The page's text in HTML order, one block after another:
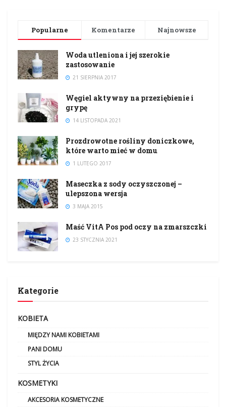
Popularne Komentarze Najnowsze
Woda utleniona i jej szerokie
zastosowanie
21 SIERPNIA 2017
Węgiel aktywny na przeziębienie i
grypę
14 LISTOPADA 2021
Prozdrowotne rośliny doniczkowe,
które warto mieć w domu
1 LUTEGO 2017
Maseczka z sody oczyszczonej –
ulepszona wersja
3 MAJA 2015
Maść VitA Pos pod oczy na zmarszczki
23 STYCZNIA 2021
Kategorie
KOBIETA
MIĘDZY NAMI KOBIETAMI
PANI DOMU
STYL ŻYCIA
KOSMETYKI
AKCESORIA KOSMETYCZNE